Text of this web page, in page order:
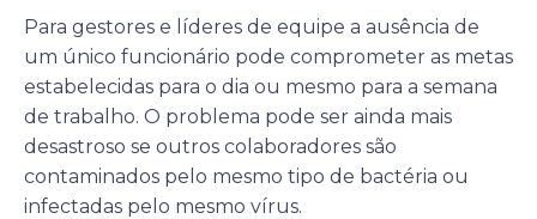
Para gestores e líderes de equipe a ausência de
um único funcionário pode comprometer as metas
estabelecidas para o dia ou mesmo para a semana
de trabalho. O problema pode ser ainda mais
desastroso se outros colaboradores são
contaminados pelo mesmo tipo de bactéria ou
infectadas pelo mesmo vírus.